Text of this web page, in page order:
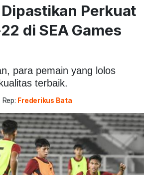
Perkuat
di SEA Games
para pemain yang lolos
terbaik.
Rep: Frederikus Bata